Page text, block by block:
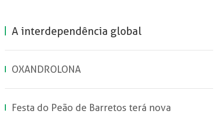
A interdependência global
OXANDROLONA
Festa do Peão de Barretos terá nova